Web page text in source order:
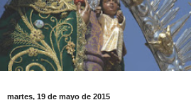
martes, 19 de mayo de 2015